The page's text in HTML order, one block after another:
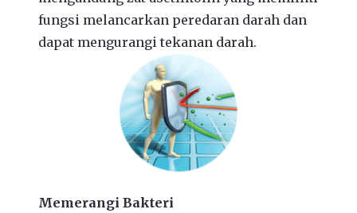
fungsi melancarkan peredaran darah dan
dapat mengurangi tekanan darah.
Memerangi Bakteri